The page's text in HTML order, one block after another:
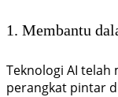
1. Membantu
Teknologi AI telah
perangkat pintar